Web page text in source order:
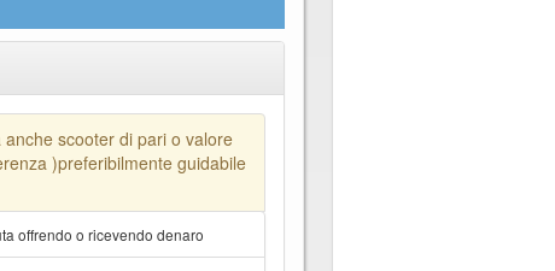
scooter di pari o valore
)preferibilmente guidabile
offrendo o ricevendo denaro